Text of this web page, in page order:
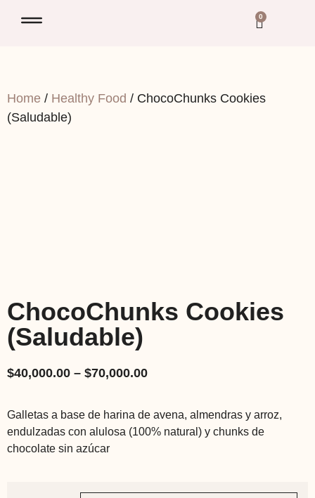
0
Home / Healthy Food / ChocoChunks Cookies
(Saludable)
ChocoChunks Cookies
(Saludable)
$40,000.00 – $70,000.00
Galletas a base de harina de avena, almendras y arroz,
endulzadas con alulosa (100% natural) y chunks de
chocolate sin azúcar